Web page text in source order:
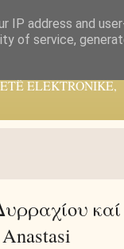
ELEKTRONIKE,
καί
IP address and
of service,